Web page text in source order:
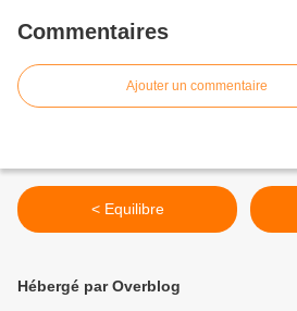
Commentaires
Ajouter un commentaire
< Equilibre
Hébergé par Overblog